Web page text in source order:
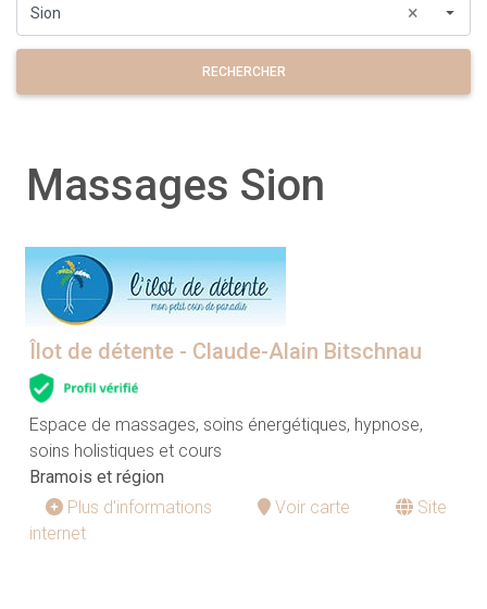
Sion ×
RECHERCHER
Massages Sion
Îlot de détente - Claude-Alain Bitschnau
Espace de massages, soins énergétiques, hypnose,
soins holistiques et cours
Bramois et région
Plus d'informations
Voir carte
Site
internet